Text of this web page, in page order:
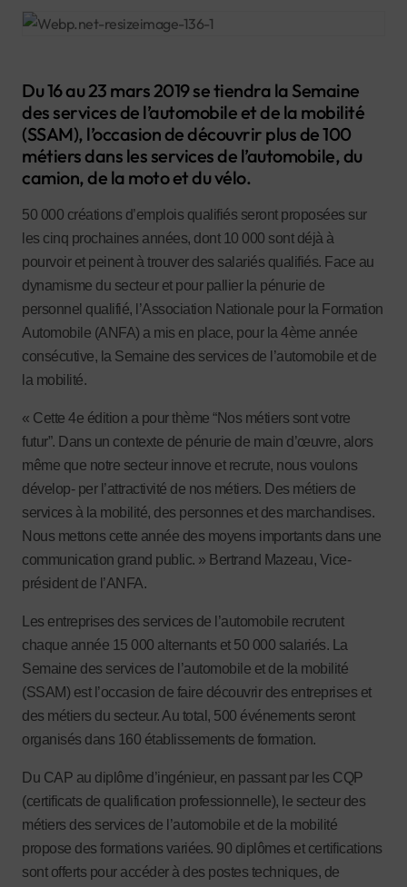
Du 16 au 23 mars 2019 se tiendra la Semaine
des services de l’automobile et de la mobilité
(SSAM), l’occasion de découvrir plus de 100
métiers dans les services de l’automobile, du
camion, de la moto et du vélo.
50 000 créations d’emplois qualifiés seront proposées sur
les cinq prochaines années, dont 10 000 sont déjà à
pourvoir et peinent à trouver des salariés qualifiés. Face au
dynamisme du secteur et pour pallier la pénurie de
personnel qualifié, l’Association Nationale pour la Formation
Automobile (ANFA) a mis en place, pour la 4ème année
consécutive, la Semaine des services de l’automobile et de
la mobilité.
« Cette 4e édition a pour thème “Nos métiers sont votre
futur”. Dans un contexte de pénurie de main d’œuvre, alors
même que notre secteur innove et recrute, nous voulons
dévelop- per l’attractivité de nos métiers. Des métiers de
services à la mobilité, des personnes et des marchandises.
Nous mettons cette année des moyens importants dans une
communication grand public. » Bertrand Mazeau, Vice-
président de l’ANFA.
Les entreprises des services de l’automobile recrutent
chaque année 15 000 alternants et 50 000 salariés. La
Semaine des services de l’automobile et de la mobilité
(SSAM) est l’occasion de faire découvrir des entreprises et
des métiers du secteur. Au total, 500 événements seront
organisés dans 160 établissements de formation.
Du CAP au diplôme d’ingénieur, en passant par les CQP
(certificats de qualification professionnelle), le secteur des
métiers des services de l’automobile et de la mobilité
propose des formations variées. 90 diplômes et certifications
sont offerts pour accéder à des postes techniques, de